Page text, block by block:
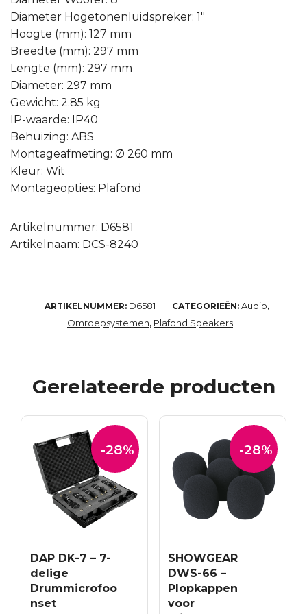
Diameter Hogetonenluidspreker: 1″
Hoogte (mm): 127 mm
Breedte (mm): 297 mm
Lengte (mm): 297 mm
Diameter: 297 mm
Gewicht: 2.85 kg
IP-waarde: IP40
Behuizing: ABS
Montageafmeting: Ø 260 mm
Kleur: Wit
Montageopties: Plafond
Artikelnummer: D6581
Artikelnaam: DCS-8240
ARTIKELNUMMER: D6581 CATEGORIEËN: Audio,
Omroepsystemen, Plafond Speakers
Gerelateerde producten
-28%
DAP DK-7 – 7-
delige
Drummicrofoo
nset
-28%
SHOWGEAR
DWS-66 –
Plopkappen
voor